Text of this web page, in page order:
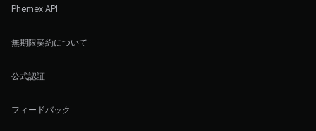
Phemex API
無期限契約について
公式認証
フィードバック